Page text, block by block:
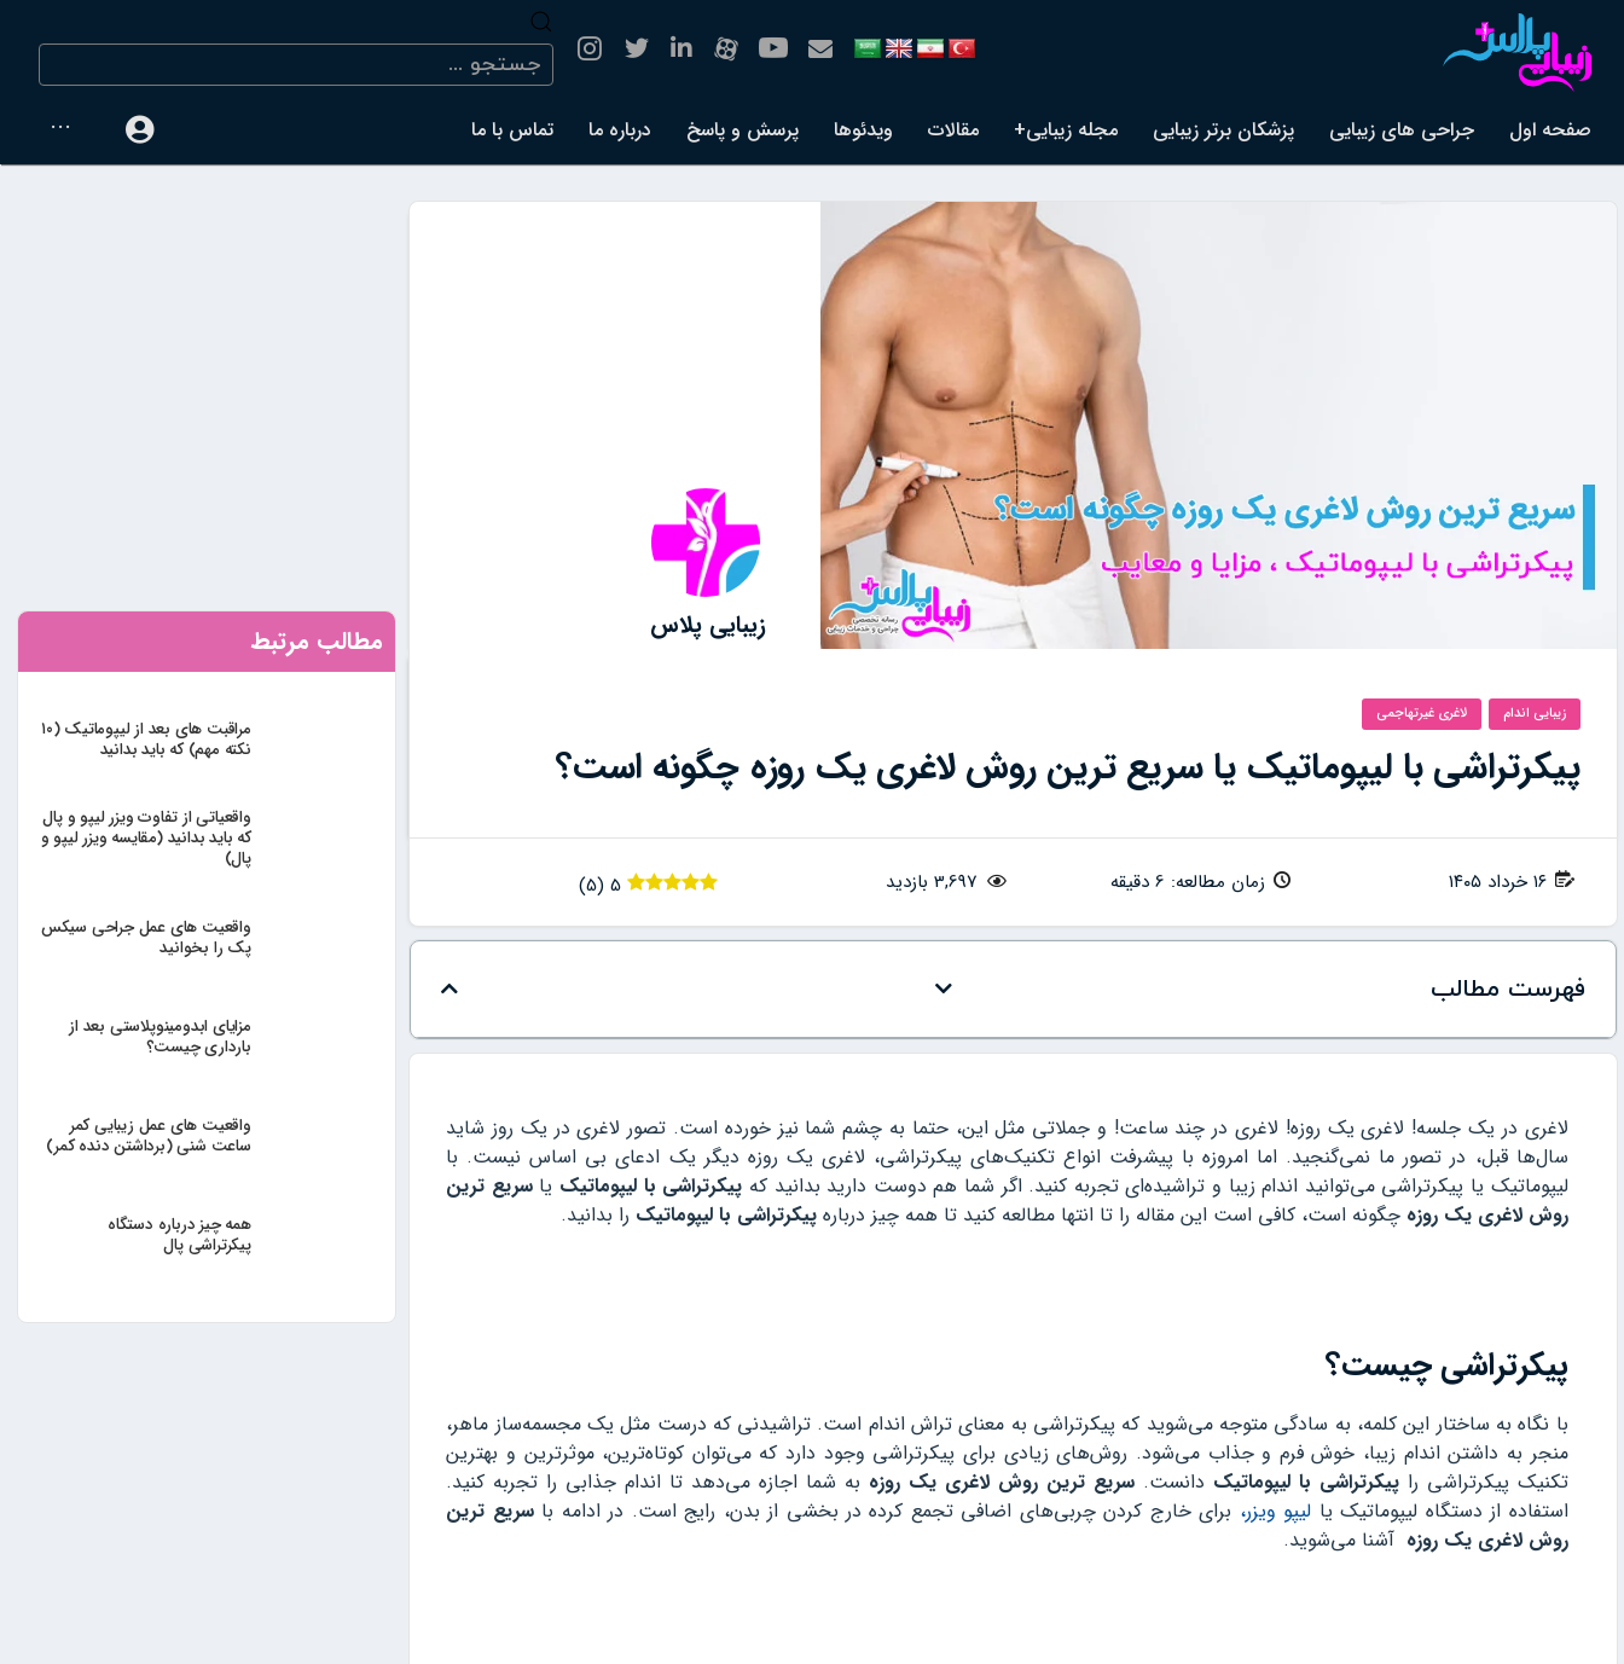
صفحه اول جراحی های زیبایی پزشکان برتر زیبایی مجله زیبایی+ مقالات ویدئوها پرسش و پاسخ درباره ما تماس با ما ···
زیبایی پلاس
زیبایی اندام لاغری غیرتهاجمی
پیکرتراشی با لیپوماتیک یا سریع ترین روش لاغری یک روزه چگونه است؟
۱۶ خرداد ۱۴۰۵ زمان مطالعه: 6 دقیقه 3,697 بازدید 5
(
5
)
فهرست مطالب
لاغری در یک جلسه! لاغری یک روزه! لاغری در چند ساعت! و جملاتی مثل این، حتما به چشم شما نیز خورده است. تصور لاغری در یک روز شاید
سال‌ها قبل، در تصور ما نمی‌گنجید. اما امروزه با پیشرفت انواع تکنیک‌های پیکرتراشی، لاغری یک روزه دیگر یک ادعای بی اساس نیست. با
لیپوماتیک یا پیکرتراشی می‌توانید اندام زیبا و تراشیده‌ای تجربه کنید. اگر شما هم دوست دارید بدانید که پیکرتراشی با لیپوماتیک یاسریع ترین
روش لاغری یک روزه چگونه است، کافی است این مقاله را تا انتها مطالعه کنید تا همه چیز دربارهپیکرتراشی با لیپوماتیک را بدانید.
پیکرتراشی چیست؟
با نگاه به ساختار این کلمه، به سادگی متوجه می‌شوید که پیکرتراشی به معنای تراش اندام است. تراشیدنی که درست مثل یک مجسمه‌ساز ماهر،
منجر به داشتن اندام زیبا، خوش فرم و جذاب می‌شود. روش‌های زیادی برای پیکرتراشی وجود دارد که می‌توان کوتاه‌ترین، موثر‌ترین و بهترین
تکنیک پیکرتراشی راپیکرتراشی با لیپوماتیک دانست.سریع ترین روش لاغری یک روزه به شما اجازه می‌دهد تا اندام جذابی را تجربه کنید.
استفاده از دستگاه لیپوماتیک یا لیپو ویزر، برای خارج کردن چربی‌های اضافی تجمع کرده در بخشی از بدن، رایج است. در ادامه باسریع ترین
روش لاغری یک روزه آشنا می‌شوید.
مطالب مرتبط
مراقبت های بعد از لیپوماتیک (۱۰
نکته مهم) که باید بدانید
واقعیاتی از تفاوت ویزر لیپو و پال
که باید بدانید (مقایسه ویزر لیپو و
پال)
واقعیت های عمل جراحی سیکس
پک را بخوانید
مزایای ابدومینوپلاستی بعد از
بارداری چیست؟
واقعیت های عمل زیبایی کمر
ساعت شنی (برداشتن دنده کمر)
همه چیز درباره دستگاه
پیکرتراشی پال